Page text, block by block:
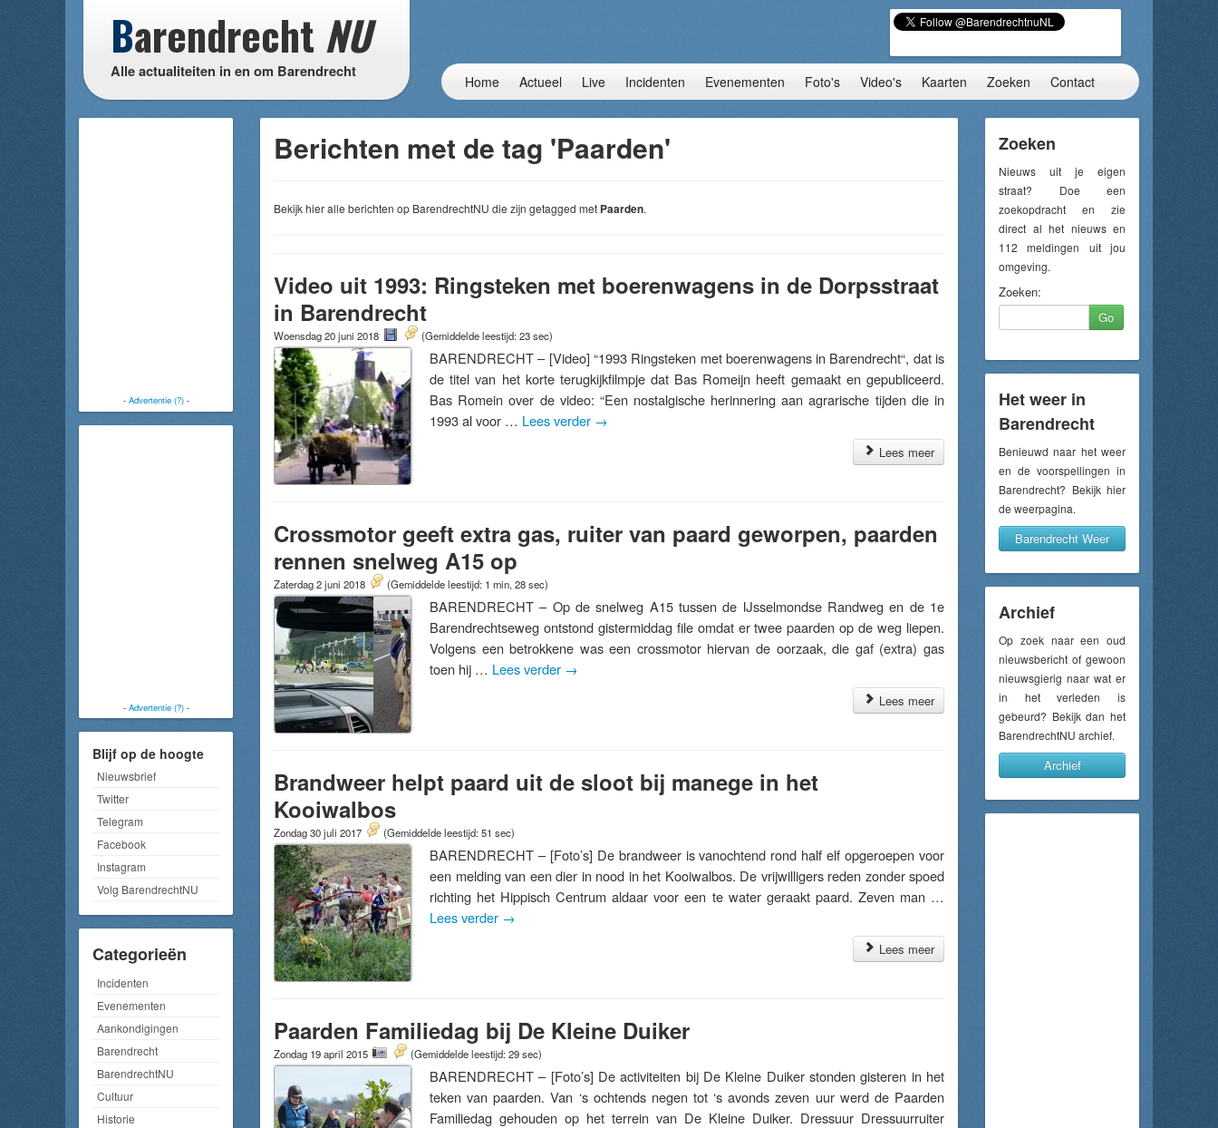
Barendrecht NU
Alle actualiteiten in en om Barendrecht
Home Actueel Live Incidenten Evenementen Foto's Video's Kaarten Zoeken Contact
- Advertentie (?)-
- Advertentie (?)-
Blijf op de hoogte
Nieuwsbrief
Twitter
Telegram
Facebook
Instagram
Volg BarendrechtNU
Categorieën
Incidenten
Evenementen
Aankondigingen
Barendrecht
BarendrechtNU
Cultuur
Historie
Berichten met de tag 'Paarden'
Bekijk hier alle berichten op BarendrechtNU die zijn getagged met Paarden.
Video uit 1993: Ringsteken met boerenwagens in de Dorpsstraat
in Barendrecht
Woensdag 20 juni 2018 (Gemiddelde leestijd: 23 sec)
BARENDRECHT – [Video] “1993 Ringsteken met boerenwagens in Barendrecht“, dat is
de titel van het korte terugkijkfilmpje dat Bas Romeijn heeft gemaakt en gepubliceerd.
Bas Romein over de video: “Een nostalgische herinnering aan agrarische tijden die in
1993 al voor … Lees verder →
Lees meer
Crossmotor geeft extra gas, ruiter van paard geworpen, paarden
rennen snelweg A15 op
Zaterdag 2 juni 2018 (Gemiddelde leestijd: 1 min, 28 sec)
BARENDRECHT – Op de snelweg A15 tussen de IJsselmondse Randweg en de 1e
Barendrechtseweg ontstond gistermiddag file omdat er twee paarden op de weg liepen.
Volgens een betrokkene was een crossmotor hiervan de oorzaak, die gaf (extra) gas
toen hij … Lees verder →
Lees meer
Brandweer helpt paard uit de sloot bij manege in het
Kooiwalbos
Zondag 30 juli 2017 (Gemiddelde leestijd: 51 sec)
BARENDRECHT – [Foto’s] De brandweer is vanochtend rond half elf opgeroepen voor
een melding van een dier in nood in het Kooiwalbos. De vrijwilligers reden zonder spoed
richting het Hippisch Centrum aldaar voor een te water geraakt paard. Zeven man …
Lees verder →
Lees meer
Paarden Familiedag bij De Kleine Duiker
Zondag 19 april 2015 (Gemiddelde leestijd: 29 sec)
BARENDRECHT – [Foto’s] De activiteiten bij De Kleine Duiker stonden gisteren in het
teken van paarden. Van ‘s ochtends negen tot ‘s avonds zeven uur werd de Paarden
Familiedag gehouden op het terrein van De Kleine Duiker. Dressuur Dressuurruiter
Zoeken
Nieuws uit je eigen
straat? Doe een
zoekopdracht en zie
direct al het nieuws en
112 meldingen uit jou
omgeving.
Zoeken:
Go
Het weer in
Barendrecht
Benieuwd naar het weer
en de voorspellingen in
Barendrecht? Bekijk hier
de weerpagina.
Barendrecht Weer
Archief
Op zoek naar een oud
nieuwsbericht of gewoon
nieuwsgierig naar wat er
in het verleden is
gebeurd? Bekijk dan het
BarendrechtNU archief.
Archief